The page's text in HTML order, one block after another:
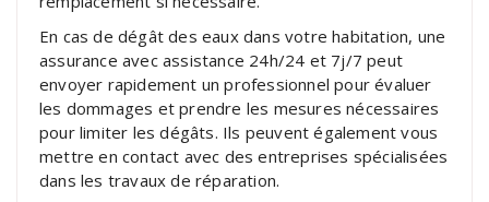
En cas de dégât des eaux dans votre habitation, une
assurance avec assistance 24h/24 et 7j/7 peut
envoyer rapidement un professionnel pour évaluer
les dommages et prendre les mesures nécessaires
pour limiter les dégâts. Ils peuvent également vous
mettre en contact avec des entreprises spécialisées
dans les travaux de réparation.